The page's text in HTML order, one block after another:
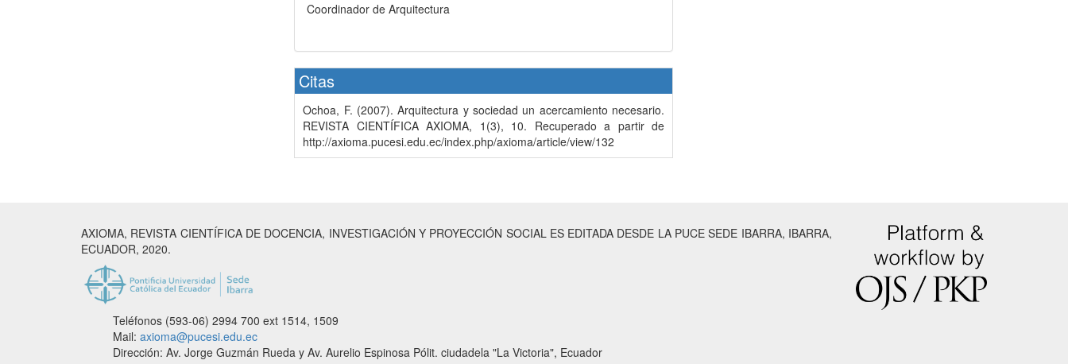
Coordinador de Arquitectura
Citas
Ochoa, F. (2007). Arquitectura y sociedad un acercamiento necesario.
REVISTA CIENTÍFICA AXIOMA, 1(3), 10. Recuperado a partir de
http://axioma.pucesi.edu.ec/index.php/axioma/article/view/132
AXIOMA, REVISTA CIENTÍFICA DE DOCENCIA, INVESTIGACIÓN Y PROYECCIÓN SOCIAL ES EDITADA DESDE LA PUCE SEDE IBARRA, IBARRA,
ECUADOR, 2020.
Teléfonos (593-06) 2994 700 ext 1514, 1509
Mail: axioma@pucesi.edu.ec
Dirección: Av. Jorge Guzmán Rueda y Av. Aurelio Espinosa Pólit. ciudadela "La Victoria", Ecuador